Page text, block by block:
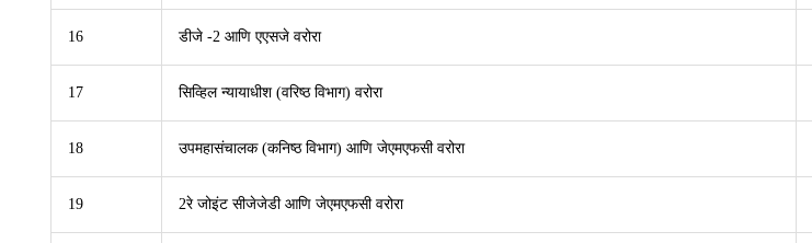
16 डीजे -2 आणि एएसजे वरोरा
17 सिव्हिल न्यायाधीश (वरिष्ठ विभाग) वरोरा
18 उपमहासंचालक (कनिष्ठ विभाग) आणि जेएमएफसी वरोरा
19 2रे जोइंट सीजेजेडी आणि जेएमएफसी वरोरा